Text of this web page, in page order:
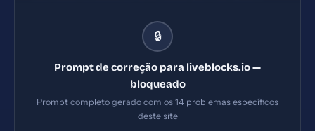
ausente 2) X-Frame-Options ausente 3) X-
Content-Type-Options ausente 4) Referrer-Policy
gerando os arquivos necessários e configurações de
servidor. Priorize as correções críticas primeiro.
🔒
Prompt de correção para liveblocks.io —
bloqueado
Prompt completo gerado com os 14 problemas específicos
deste site